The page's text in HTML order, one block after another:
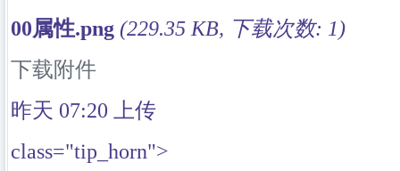
00属性.png (229.35 KB, 下载次数: 1)
下载附件
昨天 07:20 上传
class="tip_horn">